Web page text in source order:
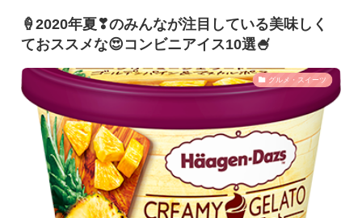
🍦2020年夏❣のみんなが注目している美味しく
ておススメな😍コンビニアイス10選🍧
グルメ・スイーツ